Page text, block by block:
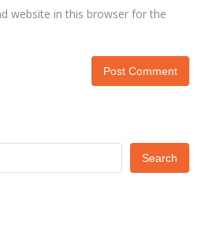
website in this browser for the
Search